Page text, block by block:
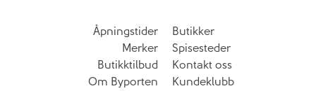
Åpningstider
Butikker
Merker
Spisesteder
Butikktilbud
Kontakt oss
Om Byporten
Kundeklubb